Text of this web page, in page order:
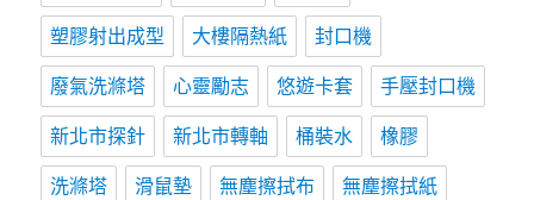
塑膠射出成型 大樓隔熱紙 封口機
廢氣洗滌塔 心靈勵志 悠遊卡套 手壓封口機
新北市探針 新北市轉軸 桶裝水 橡膠
洗滌塔 滑鼠墊 無塵擦拭布 無塵擦拭紙